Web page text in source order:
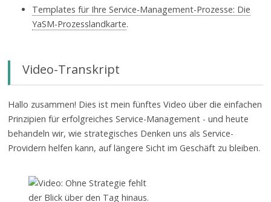
Templates für Ihre Service-Management-Prozesse: Die
YaSM-Prozesslandkarte.
Video-Transkript
Hallo zusammen! Dies ist mein fünftes Video über die einfachen
Prinzipien für erfolgreiches Service-Management - und heute
behandeln wir, wie strategisches Denken uns als Service-
Providern helfen kann, auf längere Sicht im Geschäft zu bleiben.